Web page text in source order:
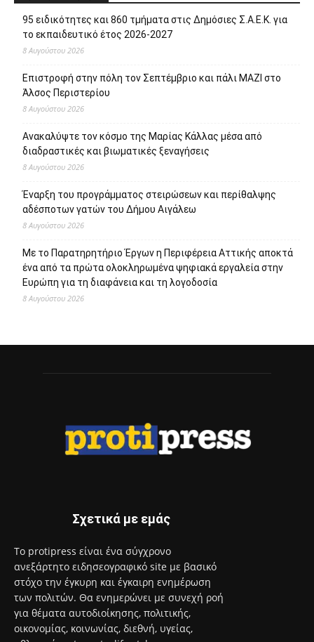
95 ειδικότητες και 860 τμήματα στις Δημόσιες Σ.Α.Ε.Κ. για
το εκπαιδευτικό έτος 2026-2027
8 Αυγούστου 2026
Επιστροφή στην πόλη τον Σεπτέμβριο και πάλι ΜΑΖΙ στο
Άλσος Περιστερίου
8 Αυγούστου 2026
Ανακαλύψτε τον κόσμο της Μαρίας Κάλλας μέσα από
διαδραστικές και βιωματικές ξεναγήσεις
8 Αυγούστου 2026
Έναρξη του προγράμματος στειρώσεων και περίθαλψης
αδέσποτων γατών του Δήμου Αιγάλεω
8 Αυγούστου 2026
Με το Παρατηρητήριο Έργων η Περιφέρεια Αττικής αποκτά
ένα από τα πρώτα ολοκληρωμένα ψηφιακά εργαλεία στην
Ευρώπη για τη διαφάνεια και τη λογοδοσία
8 Αυγούστου 2026
Σχετικά με εμάς
Το protipress είναι ένα σύγχρονο
ανεξάρτητο ειδησεογραφικό site με βασικό
στόχο την έγκυρη και έγκαιρη ενημέρωση
των πολιτών. Θα ενημερώνει με συνεχή ροή
για θέματα αυτοδιοίκησης, πολιτικής,
οικονομίας, κοινωνίας, διεθνή, υγείας,